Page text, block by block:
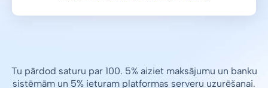
Tu pārdod saturu par 100. 5% aiziet maksājumu un banku
sistēmām un 5% ieturam platformas serveru uzurēšanai.